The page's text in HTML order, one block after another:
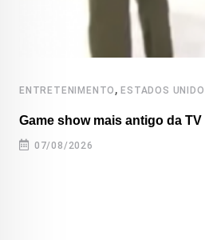
ENTRETENIMENTO ,ESTADOS
Game show mais antigo da TV
07/08/2026